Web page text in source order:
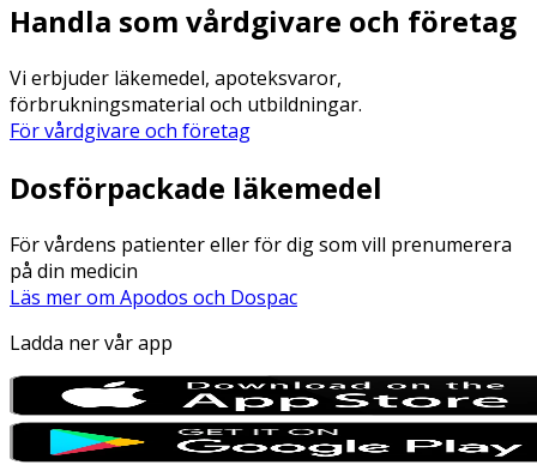
Handla som vårdgivare och företag
Vi erbjuder läkemedel, apoteksvaror,
förbrukningsmaterial och utbildningar.
För vårdgivare och företag
Dosförpackade läkemedel
För vårdens patienter eller för dig som vill prenumerera
på din medicin
Läs mer om Apodos och Dospac
Ladda ner vår app